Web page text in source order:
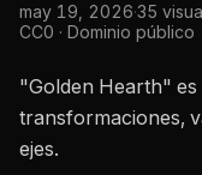
may 19, 2026·35
CC0 · Dominio público
"Golden Hearth"
transformaciones,
ejes.